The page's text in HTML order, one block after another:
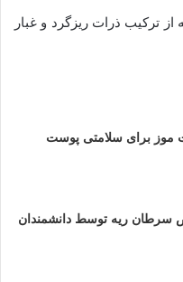
از ترکیب ذرات ریزگرد و غبار
برای سلامتی پوست
ریه توسط دانشمندان